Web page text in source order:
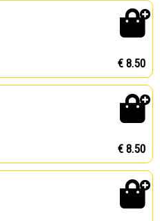
€ 8.50
€ 8.50